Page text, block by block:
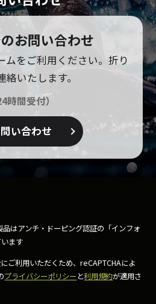
お問い合わせ
をご利用ください。 折り
絡いたします。
時間受付）
い合わせ
はアンチ・ドーピング認証の「インフォ
ます
ご利用いただくため、reCAPTCHAによ
プライバシーポリシー と利用規約が適用さ